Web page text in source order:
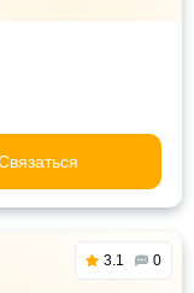
3.1 0